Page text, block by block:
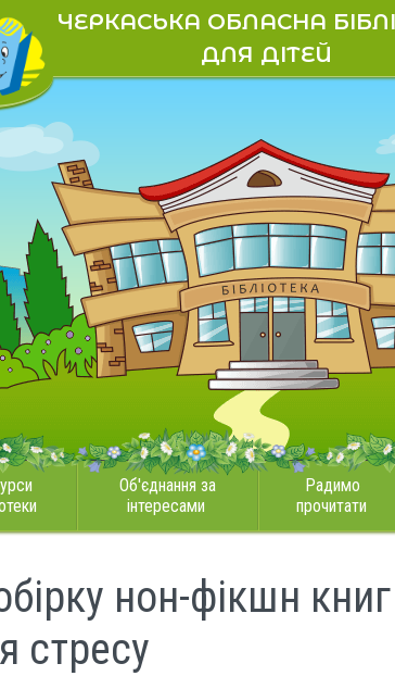
ЧЕРКАСЬКА ОБЛАСНА
ДЛЯ ДІТЕЙ
Об'єднання за
інтересами
Радимо
прочитати
нон-фікшн
стресу